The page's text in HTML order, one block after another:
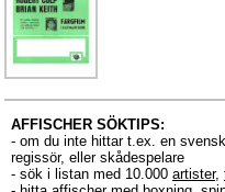
AFFISCHER SÖKTIPS:
- om du inte hittar t.ex. en
regissör, eller skådespelare
- sök i listan med 10.000 artister,